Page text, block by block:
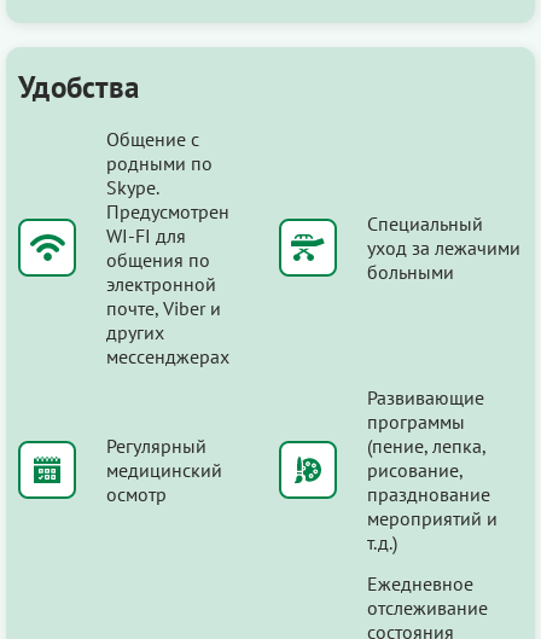
Удобства
Общение с
родными по
Skype.
Предусмотрен
WI-FI для
общения по
электронной
почте, Viber и
других
мессенджерах
Специальный
уход за лежачими
больными
Регулярный
медицинский
осмотр
Развивающие
программы
(пение, лепка,
рисование,
празднование
мероприятий и
т.д.)
Ежедневное
отслеживание
состояния